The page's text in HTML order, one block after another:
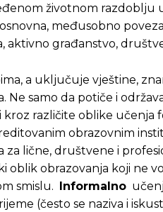
životnom razdoblju
međusobno
aktivno građanstvo,
a uključuje vještine,
Ne samo da potiče i
kroz različite oblike
obrazovnim
za lične, društvene i
oblik obrazovanja koji ne
smislu. Informalno
(često se naziva i